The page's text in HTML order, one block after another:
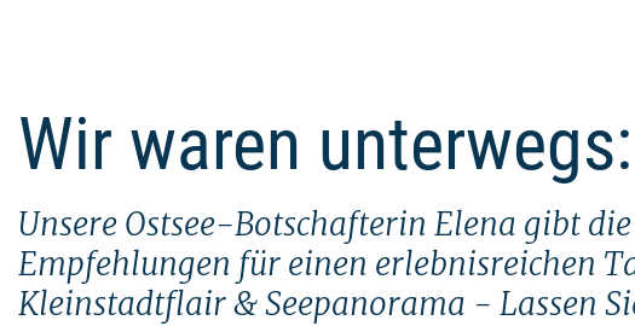
Wir waren unterwegs:
Unsere Ostsee-Botschafterin Elena gibt
Empfehlungen für einen erlebnisreichen
Kleinstadtflair & Seepanorama - Lassen